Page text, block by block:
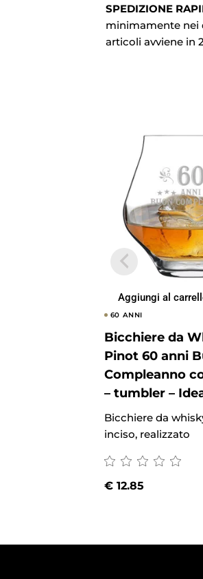
SPEDIZIONE
minimamente nei
articoli avviene in
Aggiungi al
60 ANNI
Bicchiere da
Pinot 60 anni
Compleanno
– tumbler –
Bicchiere da
inciso, realizzato
€12.85